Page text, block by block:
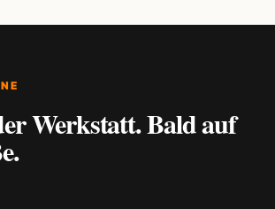
Werkstatt. Bald auf